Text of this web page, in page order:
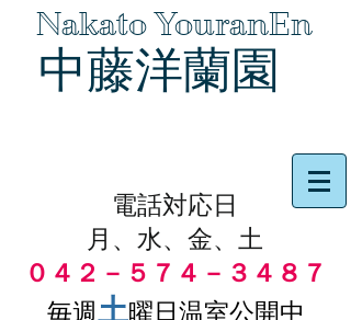
Nakato YouranEn
中藤洋蘭園
電話対応日
月、水、金、土
０４２－５７４－３４８７